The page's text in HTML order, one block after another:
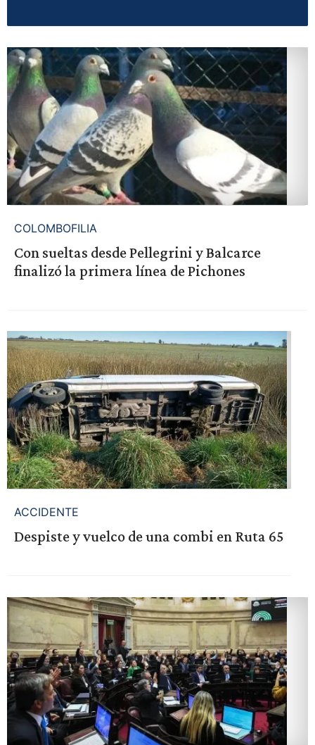
COLOMBOFILIA
Con sueltas desde Pellegrini y Balcarce
finalizó la primera línea de Pichones
ACCIDENTE
Despiste y vuelco de una combi en Ruta 65